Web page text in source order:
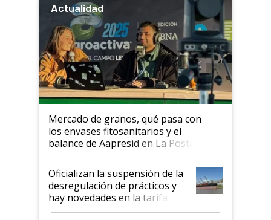
Actualidad
Mercado de granos, qué pasa con
los envases fitosanitarios y el
balance de Aapresid en La Posta
Oficializan la suspensión de la
desregulación de prácticos y
hay novedades en la tarifa de
la hidrovía